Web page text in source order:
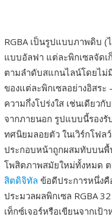
RGBA เป็นรูปแบบภาพดิบ (
แบบอัลฟา แต่ละพิกเซลจัดเ
ตามลำดับสแกนไลน์โดยไม่
ของแต่ละพิกเซลอย่างอิสร
ความกึ่งโปร่งใส เช่นเดีย
จากภายนอก รูปแบบนี้รอง
ทศนิยมลอยตัว ในเวิร์กโฟล
ประกอบหน้าถูกผสมทับบน
โพสิตภาพสมัยใหม่ทั้งหมด
สิตดิจิทัล ข้อดีประการหนึ่ง
ประมวลผลพิกเซล RGBA
เท็กซ์เจอร์หรือเขียนจากเ